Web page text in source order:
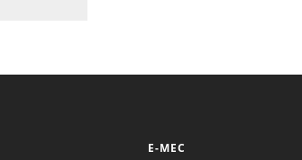
E-MEC